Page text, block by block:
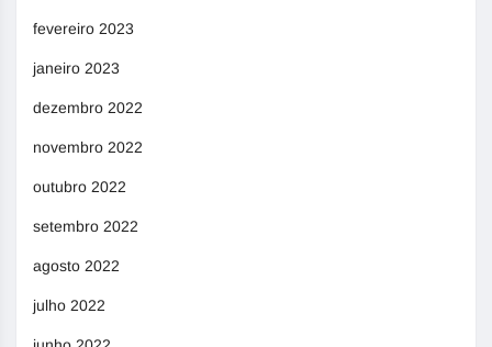
fevereiro 2023
janeiro 2023
dezembro 2022
novembro 2022
outubro 2022
setembro 2022
agosto 2022
julho 2022